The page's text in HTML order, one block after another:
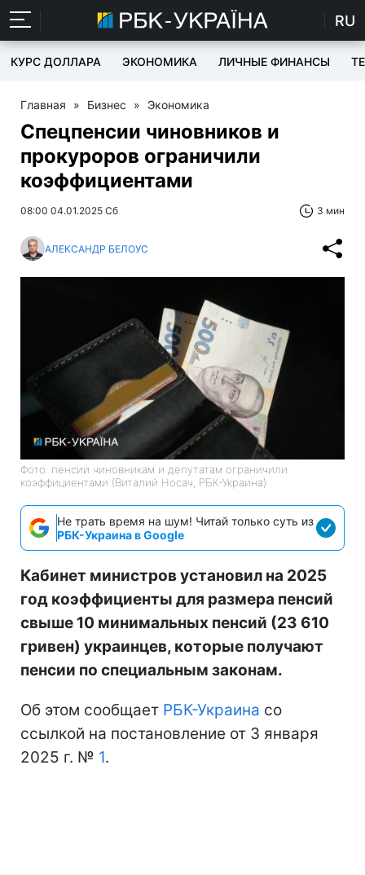
RU
КУРС ДОЛЛАРА ЭКОНОМИКА ЛИЧНЫЕ ФИНАНСЫ
Главная » Бизнес » Экономика
Спецпенсии чиновников и
прокуроров ограничили
коэффициентами
08:00 04.01.2025 Сб 3 мин
АЛЕКСАНДР БЕЛОУС
Фото: пенсии чиновникам и депутатам ограничили
коэффициентами (Виталий Носач, РБК-Украина)
Не трать время на шум! Читай только суть из
РБК-Украина в Google
Кабинет министров установил на 2025
год коэффициенты для размера пенсий
свыше 10 минимальных пенсий (23 610
гривен) украинцев, которые получают
пенсии по специальным законам.
Об этом сообщает РБК-Украина со
ссылкой на постановление от 3 января
2025 г. № 1.